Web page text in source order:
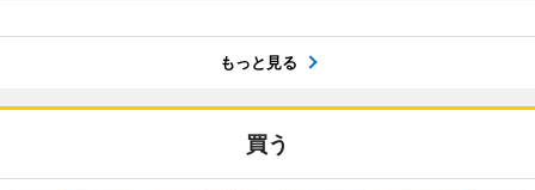
もっと見る
買う